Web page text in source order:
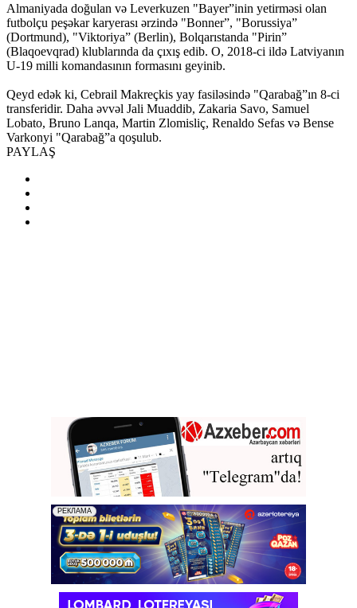
Almaniyada doğulan və Leverkuzen "Bayer”inin yetirməsi olan
futbolçu peşəkar karyerası ərzində "Bonner”, "Borussiya”
(Dortmund), "Viktoriya” (Berlin), Bolqarıstanda "Pirin”
(Blaqoevqrad) klublarında da çıxış edib. O, 2018-ci ildə Latviyanın
U-19 milli komandasının formasını geyinib.
Qeyd edək ki, Cebrail Makreçkis yay fasiləsində "Qarabağ”ın 8-ci
transferidir. Daha əvvəl Jali Muaddib, Zakaria Savo, Samuel
Lobato, Bruno Lanqa, Martin Zlomisliç, Renaldo Sefas və Bense
Varkonyi "Qarabağ”a qoşulub.
PAYLAŞ